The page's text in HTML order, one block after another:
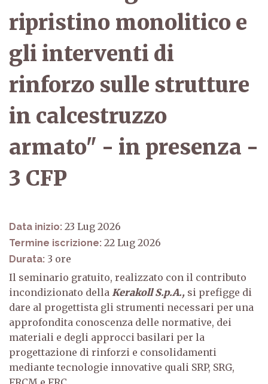
ripristino monolitico e
gli interventi di
rinforzo sulle strutture
in calcestruzzo
armato" - in presenza -
3 CFP
Data inizio: 23 Lug 2026
Termine iscrizione: 22 Lug 2026
Durata: 3
Il seminario gratuito, realizzato con il contributo
incondizionato della Kerakoll S.p.A., si prefigge di
dare al progettista gli strumenti necessari per una
approfondita conoscenza delle normative, dei
materiali e degli approcci basilari per la
progettazione di rinforzi e consolidamenti
mediante tecnologie innovative quali SRP, SRG,